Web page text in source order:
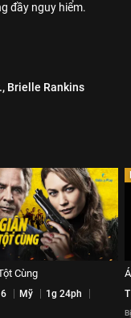
đầy nguy hiểm.
Brielle Rankins
Cùng
Mỹ
1g 24ph